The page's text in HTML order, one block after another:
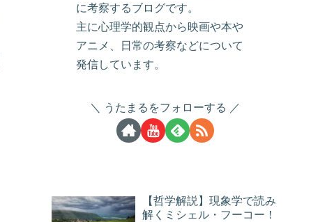
に考察するブログです。
主に心理学的観点から映画や本や
アニメ、日常の考察などについて
発信しています。
うたまるをフォローする
【哲学解説】現象学で読み
解くミシェル・フーコー！